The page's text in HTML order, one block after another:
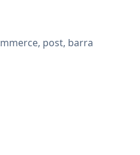
post, barra